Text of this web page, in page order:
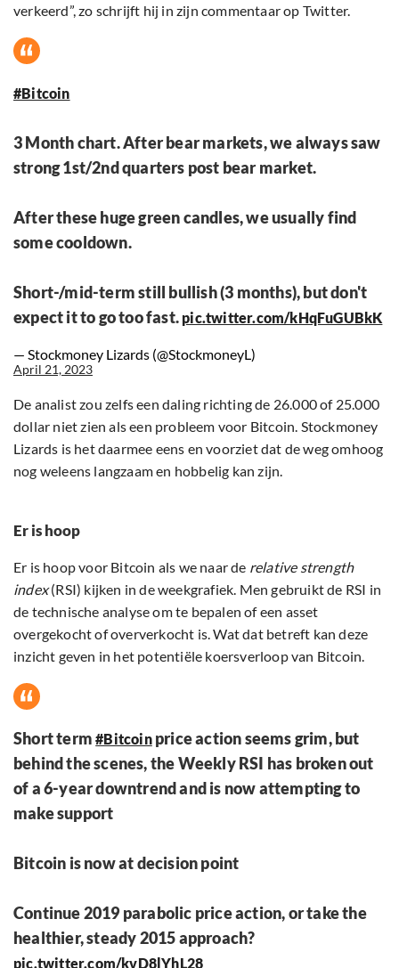
verkeerd”, zo schrijft hij in zijn commentaar op Twitter.
#Bitcoin
3 Month chart. After bear markets, we always saw
strong 1st/2nd quarters post bear market.
After these huge green candles, we usually find
some cooldown.
Short-/mid-term still bullish (3 months), but don't
expect it to go too fast. pic.twitter.com/kHqFuGUBkK
— Stockmoney Lizards (@StockmoneyL)
April 21, 2023
De analist zou zelfs een daling richting de 26.000 of 25.000
dollar niet zien als een probleem voor Bitcoin. Stockmoney
Lizards is het daarmee eens en voorziet dat de weg omhoog
nog weleens langzaam en hobbelig kan zijn.
Er is hoop
Er is hoop voor Bitcoin als we naar de relative strength
index(RSI) kijken in de weekgrafiek. Men gebruikt de RSI in
de technische analyse om te bepalen of een asset
overgekocht of oververkocht is. Wat dat betreft kan deze
inzicht geven in het potentiële koersverloop van Bitcoin.
Short term#Bitcoinprice action seems grim, but
behind the scenes, the Weekly RSI has broken out
of a 6-year downtrend and is now attempting to
make support
Bitcoin is now at decision point
Continue 2019 parabolic price action, or take the
healthier, steady 2015 approach?
pic.twitter.com/kvD8lYhL28